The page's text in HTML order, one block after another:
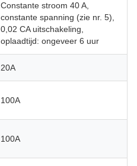
Constante stroom 40 A,
constante spanning (zie nr. 5),
0,02 CA uitschakeling,
oplaadtijd: ongeveer 6 uur
20A
100A
100A